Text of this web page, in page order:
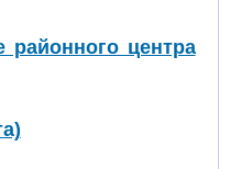
центра